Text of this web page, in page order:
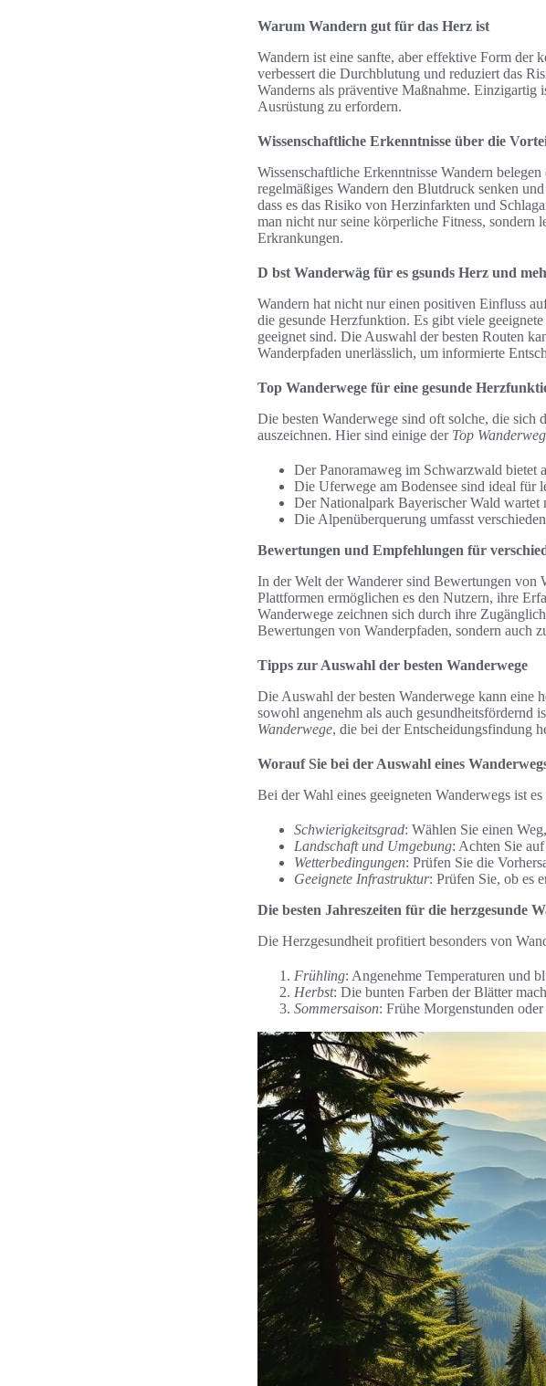
Warum Wandern gut für das Herz ist
Wandern ist eine sanfte, aber effektive Form
verbessert die Durchblutung und reduziert das
Wanderns als präventive Maßnahme. Einzigartig
Ausrüstung zu erfordern.
Wissenschaftliche Erkenntnisse über die
Wissenschaftliche Erkenntnisse Wandern
regelmäßiges Wandern den Blutdruck senken
dass es das Risiko von Herzinfarkten und
man nicht nur seine körperliche Fitness,
Erkrankungen.
D bst Wanderwäg für es gsunds Herz und
Wandern hat nicht nur einen positiven Einfluss
die gesunde Herzfunktion. Es gibt viele
geeignet sind. Die Auswahl der besten Routen
Wanderpfaden unerlässlich, um informierte
Top Wanderwege für eine gesunde
Die besten Wanderwege sind oft solche, die sich
auszeichnen. Hier sind einige der Top
Der Panoramaweg im Schwarzwald bietet
Die Uferwege am Bodensee sind ideal für
Der Nationalpark Bayerischer Wald wartet
Die Alpenüberquerung umfasst
Bewertungen und Empfehlungen für
In der Welt der Wanderer sind Bewertungen von
Plattformen ermöglichen es den Nutzern, ihre
Wanderwege zeichnen sich durch ihre
Bewertungen von Wanderpfaden, sondern auch
Tipps zur Auswahl der besten Wanderwege
Die Auswahl der besten Wanderwege kann eine
sowohl angenehm als auch gesundheitsfördernd
Wanderwege, die bei der Entscheidungsfindung
Worauf Sie bei der Auswahl eines
Bei der Wahl eines geeigneten Wanderwegs ist
Schwierigkeitsgrad: Wählen Sie einen
Landschaft und Umgebung: Achten Sie
Wetterbedingungen: Prüfen Sie die
Geeignete Infrastruktur: Prüfen Sie, ob es
Die besten Jahreszeiten für die herzgesunde
Die Herzgesundheit profitiert besonders von
Frühling: Angenehme Temperaturen und
Herbst: Die bunten Farben der Blätter
Sommersaison: Frühe Morgenstunden